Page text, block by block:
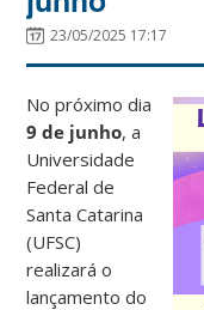
23/05/2025 17:17
No próximo dia
9 de junho, a
Universidade
Federal de
Santa Catarina
(UFSC)
realizará o
lançamento do